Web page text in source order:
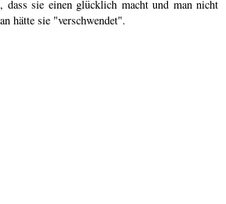
dass sie einen glücklich macht und man nicht
hätte sie "verschwendet".